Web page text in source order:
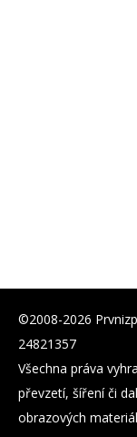
©2008-2026
24821357
Všechna práva
převzetí, šíření či
obrazových